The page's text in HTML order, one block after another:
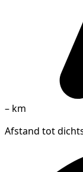
– km
Afstand tot